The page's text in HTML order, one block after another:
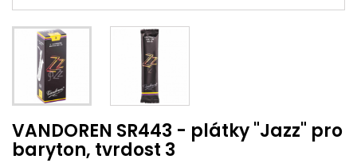
VANDOREN SR443 - plátky "Jazz" pro
baryton, tvrdost 3